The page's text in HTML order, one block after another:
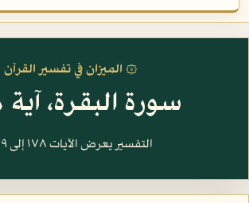
۞ الميزان في تفسير القرآن
سورة البقرة، آية ١٧٨
التفسير يعرض الآيات ١٧٨ إلى ١٧٩